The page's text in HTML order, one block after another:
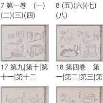
7 第一巻 (一)
(二)(三)(四)
8 (五)(六)(七)
(八)
17 第九|第十|第
十一|第十二
18 第四巻 第
一|第二|第三|第
四